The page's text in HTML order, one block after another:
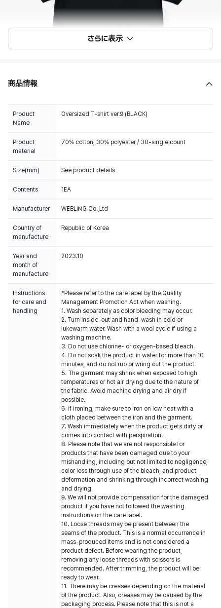
さらに表示
商品情報
Product
Name
Oversized T-shirt ver.9 (BLACK)
Product
material
70% cotton, 30% polyester / 30-single count
Size(mm) See product details
Contents 1EA
Manufacturer WEBLING Co.,Ltd
Country of
manufacture
Republic of Korea
Year and
month of
manufacture
2023.10
Instructions
for care and
handling
*Please refer to the care label by the Quality
Management Promotion Act when washing.
1. Wash separately as color bleeding may occur.
2. Turn inside-out and hand-wash in cold or
lukewarm water. Wash with a wool cycle if using a
washing machine.
3. Do not use chlorine- or oxygen-based bleach.
4. Do not soak the product in water for more than 10
minutes, and do not rub or wring out the product.
5. The garment may shrink when exposed to high
temperatures or hot air drying due to the nature of
the fabric. Avoid machine drying and air dry if
possible.
6. If ironing, make sure to iron on low heat with a
cloth placed between the iron and the garment.
7. Wash immediately when the product gets dirty or
comes into contact with perspiration.
8. Please note that we are not responsible for
products that have been damaged due to your
mishandling, including but not limited to negligence,
color loss through use of the bleach, and product
deformation and shrinking through incorrect washing
and drying.
9. We will not provide compensation for the damaged
product if you have not followed the washing
instructions on the care label.
10. Loose threads may be present between the
seams of the product. This is a normal occurrence in
mass-produced items and is not considered a
product defect. Before wearing the product,
removing any loose threads with scissors is
recommended. After trimming, the product will be
ready to wear.
11. There may be creases depending on the material
of the product. Also, creases may be caused by the
packaging process. Please note that this is not a